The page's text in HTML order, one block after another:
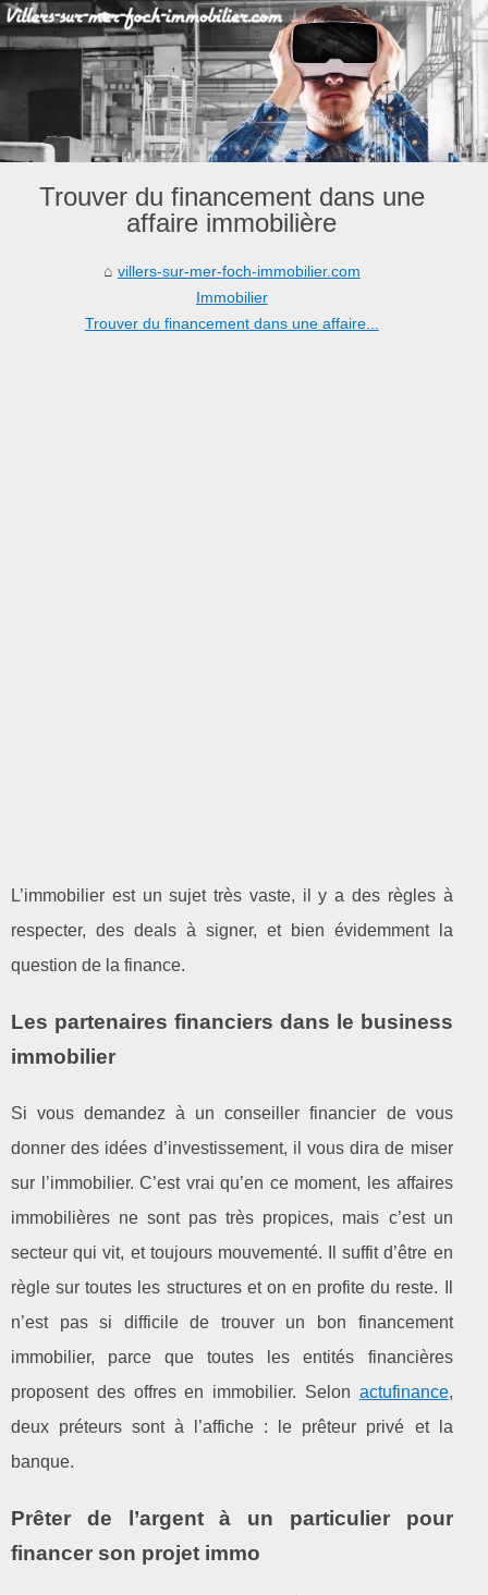
Trouver du financement dans une
affaire immobilière
villers-sur-mer-foch-immobilier.com
Immobilier
Trouver du financement dans une affaire...
L’immobilier est un sujet très vaste, il y a des règles à
respecter, des deals à signer, et bien évidemment la
question de la finance.
Les partenaires financiers dans le business
immobilier
Si vous demandez à un conseiller financier de vous
donner des idées d’investissement, il vous dira de miser
sur l’immobilier. C’est vrai qu’en ce moment, les affaires
immobilières ne sont pas très propices, mais c’est un
secteur qui vit, et toujours mouvementé. Il suffit d’être en
règle sur toutes les structures et on en profite du reste. Il
n’est pas si difficile de trouver un bon financement
immobilier, parce que toutes les entités financières
proposent des offres en immobilier. Selon actufinance,
deux préteurs sont à l’affiche : le prêteur privé et la
banque.
Prêter de l’argent à un particulier pour
financer son projet immo